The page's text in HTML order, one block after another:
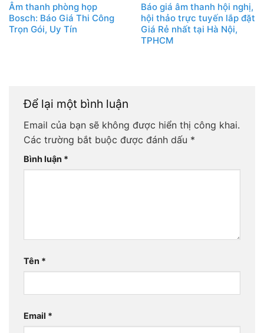
Âm thanh phòng họp
Bosch: Báo Giá Thi Công
Trọn Gói, Uy Tín
Báo giá âm thanh hội nghị,
hội thảo trực tuyến lắp đặt
Giá Rẻ nhất tại Hà Nội,
TPHCM
Để lại một bình luận
Email của bạn sẽ không được hiển thị công khai.
Các trường bắt buộc được đánh dấu *
Bình luận *
Tên *
Email *